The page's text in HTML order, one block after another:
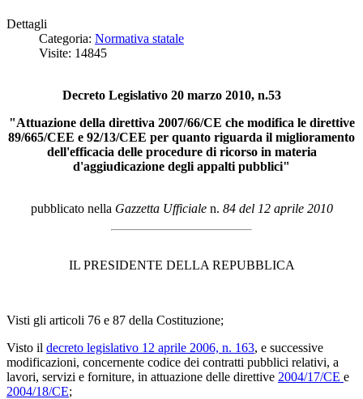
Dettagli
Categoria: Normativa statale
Visite: 14845
Decreto Legislativo 20 marzo 2010, n.53
"Attuazione della direttiva 2007/66/CE che modifica le direttive
89/665/CEE e 92/13/CEE per quanto riguarda il miglioramento
dell'efficacia delle procedure di ricorso in materia
d'aggiudicazione degli appalti pubblici"
pubblicato nella Gazzetta Ufficialen. 84 del 12 aprile 2010
IL PRESIDENTE DELLA REPUBBLICA
Visti gli articoli 76 e 87 della Costituzione;
Visto il decreto legislativo 12 aprile 2006, n. 163, e successive
modificazioni, concernente codice dei contratti pubblici relativi, a
lavori, servizi e forniture, in attuazione delle direttive 2004/17/CE e
2004/18/CE;